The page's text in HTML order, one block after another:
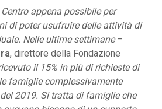
appena possibile per
di poter usufruire delle attività di
Nelle ultime settimane–
, direttore della Fondazione
il 15% in più di richieste di
famiglie complessivamente
2019. Si tratta di famiglie che